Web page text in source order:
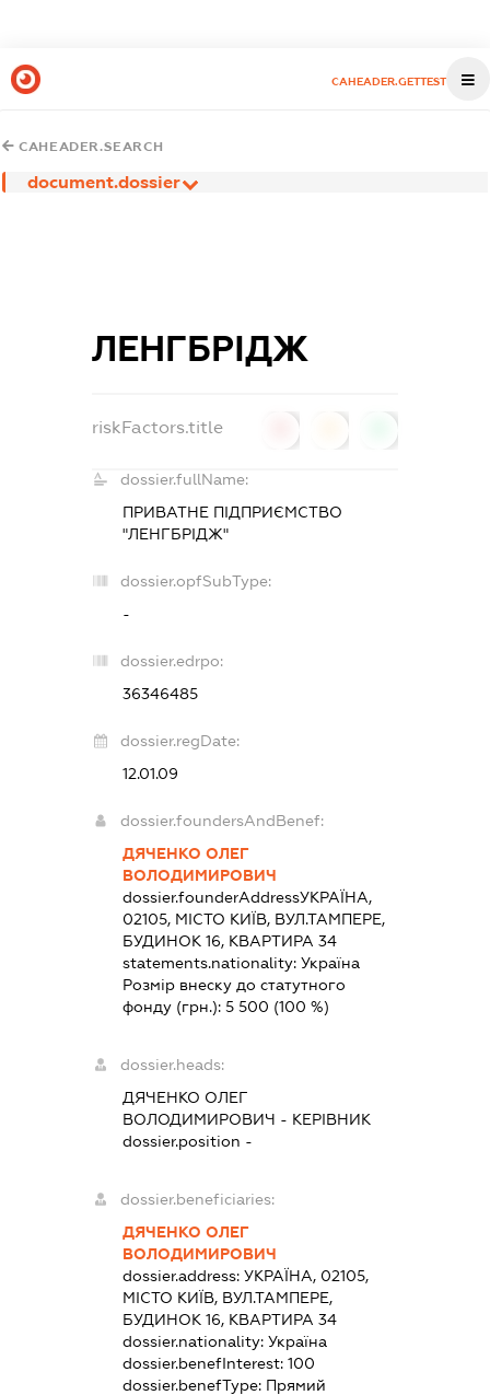
CAHEADER.GETTEST
CAHEADER.SEARCH
document.dossier
ЛЕНГБРІДЖ
riskFactors.title
dossier.fullName:
ПРИВАТНЕ ПІДПРИЄМСТВО
"ЛЕНГБРІДЖ"
dossier.opfSubType:
-
dossier.edrpo:
36346485
dossier.regDate:
12.01.09
dossier.foundersAndBenef:
ДЯЧЕНКО ОЛЕГ
ВОЛОДИМИРОВИЧ
dossier.founderAddressУКРАЇНА,
02105, МІСТО КИЇВ, ВУЛ.ТАМПЕРЕ,
БУДИНОК 16, КВАРТИРА 34
statements.nationality: Україна
Розмір внеску до статутного
фонду (грн.): 5 500 (100 %)
dossier.heads:
ДЯЧЕНКО ОЛЕГ
ВОЛОДИМИРОВИЧ - КЕРІВНИК
dossier.position -
dossier.beneficiaries:
ДЯЧЕНКО ОЛЕГ
ВОЛОДИМИРОВИЧ
dossier.address: УКРАЇНА, 02105,
МІСТО КИЇВ, ВУЛ.ТАМПЕРЕ,
БУДИНОК 16, КВАРТИРА 34
dossier.nationality: Україна
dossier.benefInterest: 100
dossier.benefType: Прямий